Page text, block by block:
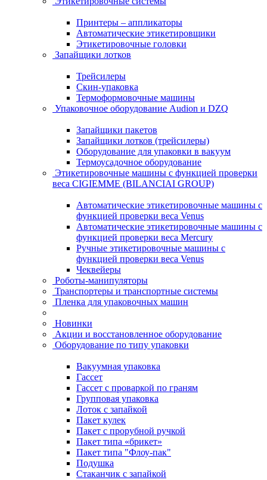
Принтеры – аппликаторы
Автоматические этикетировщики
Этикетировочные головки
Запайщики лотков
Трейсилеры
Скин-упаковка
Термоформовочные машины
Упаковочное оборудование Audion и DZQ
Запайщики пакетов
Запайщики лотков (трейсилеры)
Оборудование для упаковки в вакуум
Термоусадочное оборудование
Этикетировочные машины с функцией проверки
веса CIGIEMME (BILANCIAI GROUP)
Автоматические этикетировочные машины с
функцией проверки веса Venus
Автоматические этикетировочные машины с
функцией проверки веса Mercury
Ручные этикетировочные машины с
функцией проверки веса Venus
Чеквейеры
Роботы-манипуляторы
Транспортеры и транспортные системы
Пленка для упаковочных машин
Новинки
Акции и восстановленное оборудование
Оборудование по типу упаковки
Вакуумная упаковка
Гассет
Гассет с проваркой по граням
Групповая упаковка
Лоток с запайкой
Пакет кулек
Пакет с прорубной ручкой
Пакет типа «брикет»
Пакет типа "Флоу-пак"
Подушка
Стаканчик с запайкой